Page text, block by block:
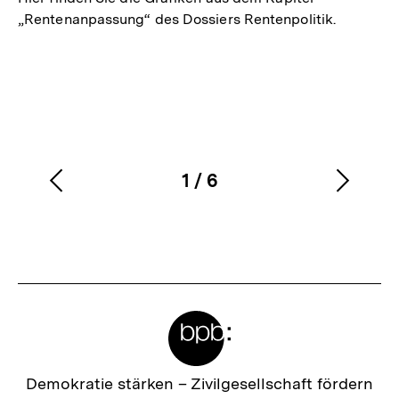
„Rentenanpassung“ des Dossiers Rentenpolitik.
Karussellinhalt
1
von
/ 6
Vorherigen
Zur
Demokratie stärken – Zivilgesellschaft fördern